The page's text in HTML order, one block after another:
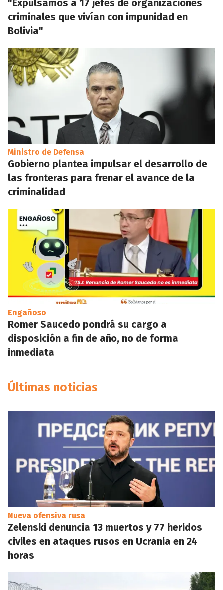
"Expulsamos a 17 jefes de organizaciones
criminales que vivían con impunidad en
Bolivia"
Ministro de Defensa
Gobierno plantea impulsar el desarrollo de
las fronteras para frenar el avance de la
criminalidad
Engañoso
Romer Saucedo pondrá su cargo a
disposición a fin de año, no de forma
inmediata
Últimas noticias
Nueva ofensiva rusa
Zelenski denuncia 13 muertos y 77 heridos
civiles en ataques rusos en Ucrania en 24
horas